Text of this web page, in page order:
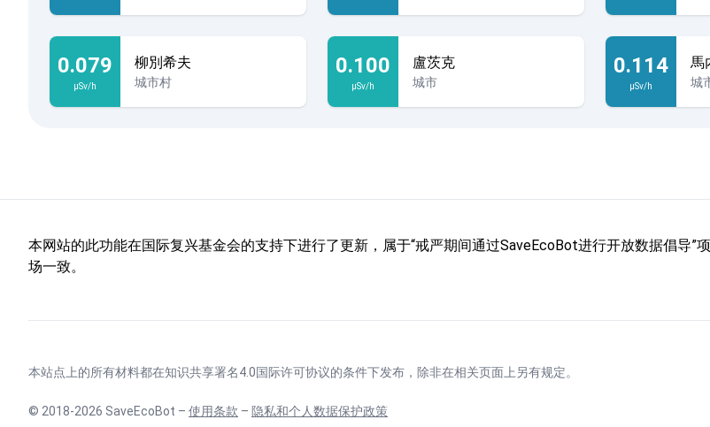
0.079
µSv/h
柳別希夫
城市村
0.100
µSv/h
盧茨克
城市
0.114
µSv/h
馬
城
本网站的此功能在国际复兴基金会的支持下进行了更新，属于“戒严期间通过SaveEcoBot进行开放数据倡导
场一致。
本站点上的所有材料都在知识共享署名4.0国际许可协议的条件下发布，除非在相关页面上另有规定。
© 2018-2026 SaveEcoBot – 使用条款 – 隐私和个人数据保护政策